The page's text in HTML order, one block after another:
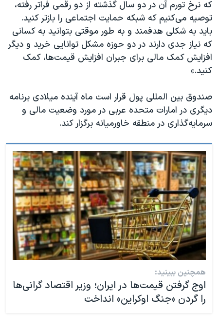
که نرخ تورم آن در دو سال گذشته از دو رقمی فراتر رفته،
توصیه می‌کنیم که شبکه حمایت اجتماعی را بازتر کنید.
باید به شکلی هدفمند و به طور موقتی بتوانید به کسانی
که نیاز جدی دارند در دو حوزه مشکل توانایی خرید و دیگر
افزایش کمک مالی برای جبران افزایش قیمت‌ها، کمک
کنید.»
صندوق بین المللی پول قرار است ماه آینده میلادی برنامه
دیگری در امارات متحده عربی در مورد وضعیت مالی و
سرمایه‌گذاری در منطقه خاورمیانه برگزار کند.
همچنین ببینید:
اوج گرفتن قیمت‌ها در ایران؛ وزیر اقتصاد گرانی‌ها
را گردن «جنگ اوکراین» انداخت